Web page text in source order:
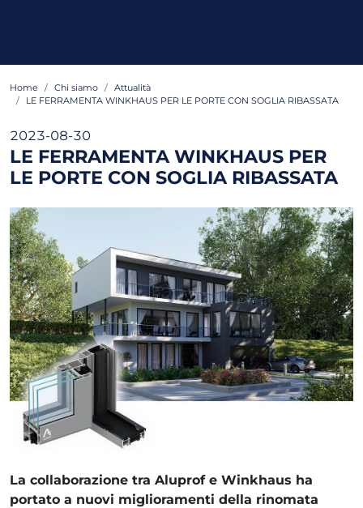
Home Chi siamo
Attualità
LE FERRAMENTA WINKHAUS PER LE PORTE CON SOGLIA RIBASSATA
2023-08-30
LE FERRAMENTA WINKHAUS PER
LE PORTE CON SOGLIA RIBASSATA
La collaborazione tra Aluprof e Winkhaus ha
portato a nuovi miglioramenti della rinomata